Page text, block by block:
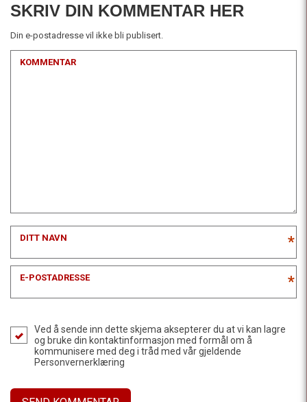
SKRIV DIN KOMMENTAR HER
Din e-postadresse vil ikke bli publisert.
KOMMENTAR
DITT NAVN *
E-POSTADRESSE *
Ved å sende inn dette skjema aksepterer du at vi kan lagre
og bruke din kontaktinformasjon med formål om å
kommunisere med deg i tråd med vår gjeldende
Personvernerklæring